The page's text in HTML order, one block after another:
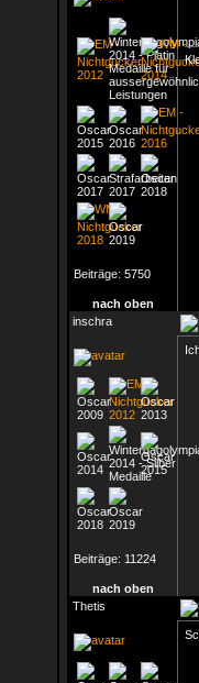
Beiträge: 5750
nach oben
inschra
Beiträge: 11224
nach oben
Thetis